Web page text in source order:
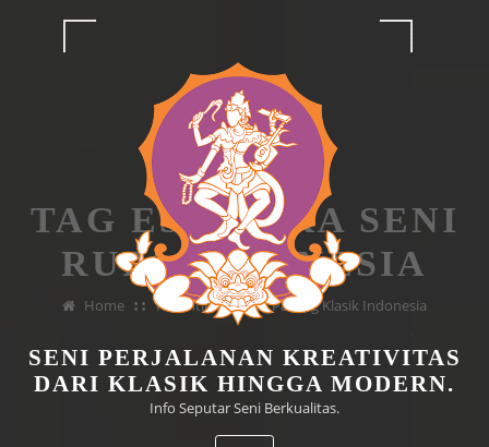
SENI PERJALANAN KREATIVITAS
DARI KLASIK HINGGA MODERN.
Info Seputar Seni Berkualitas.
TAG ESTETIKA SENI
RUPA INDONESIA
Home Kecantikan Abadi Patung Klasik Indonesia